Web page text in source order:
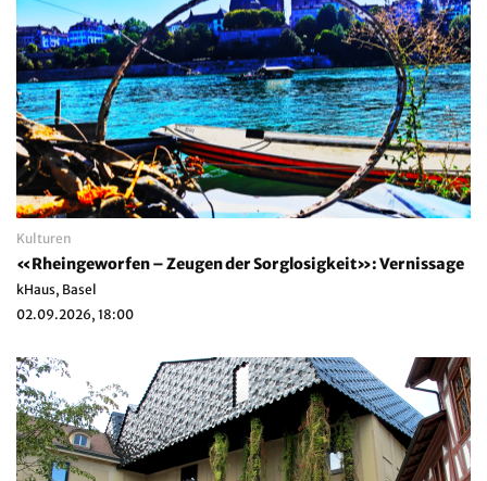
Kulturen
«Rheingeworfen – Zeugen der Sorglosigkeit»: Vernissage
kHaus, Basel
02.09.2026, 18:00